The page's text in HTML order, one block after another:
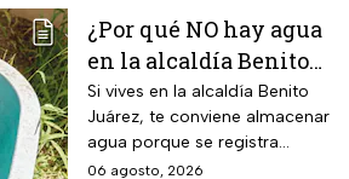
¿Por qué NO hay agua
en la alcaldía Benito
Juárez? Lista de
colonias afectadas
hasta el viernes
Si vives en la alcaldía Benito
Juárez, te conviene almacenar
agua porque se registra
suspensión del suministro por
06 agosto, 2026